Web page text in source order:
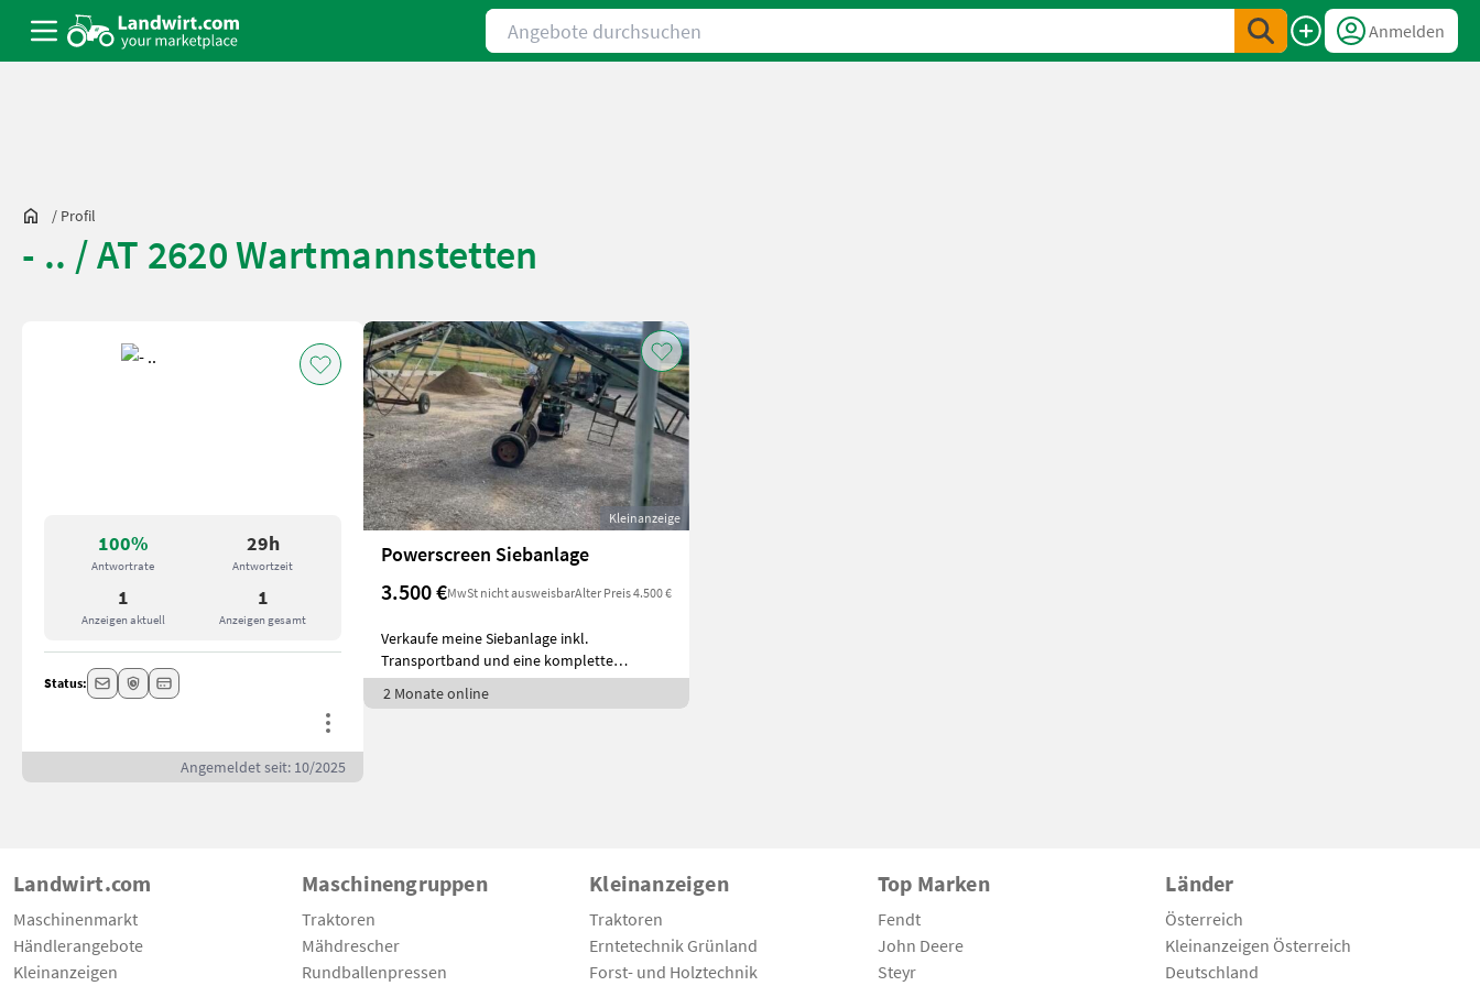
Angebote durchsuchen
Anmelden
/ Profil
- .. / AT 2620 Wartmannstetten
100%
Antwortrate
29h
Antwortzeit
1
Anzeigen aktuell
1
Anzeigen gesamt
Status:
Angemeldet seit: 10/2025
Kleinanzeige
Powerscreen Siebanlage
3.500 €MwSt nicht ausweisbarAlter Preis 4.500 €
Verkaufe meine Siebanlage inkl.
Transportband und eine komplette
Siebanlage als
2 Monate online
Landwirt.com
Maschinenmarkt
Händlerangebote
Kleinanzeigen
Maschinengruppen
Traktoren
Mähdrescher
Rundballenpressen
Kleinanzeigen
Traktoren
Erntetechnik Grünland
Forst- und Holztechnik
Top Marken
Fendt
John Deere
Steyr
Länder
Österreich
Kleinanzeigen Österreich
Deutschland